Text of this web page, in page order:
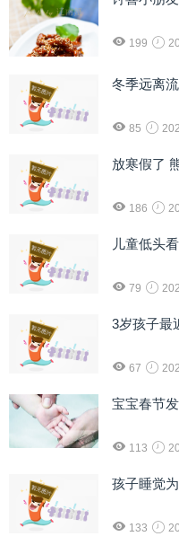
199
冬季远离
85
放寒假了
186
儿童低头
79
3岁孩子最
67
宝宝春节
113
孩子睡觉
133